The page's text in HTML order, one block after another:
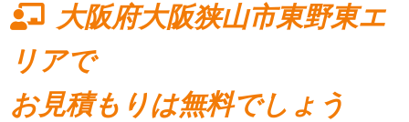
大阪府大阪狭山市東野東エ
リアで
お見積もりは無料でしょう